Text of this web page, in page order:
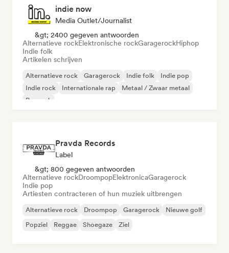
indie now
Media Outlet/Journalist
&gt; 2400 gegeven antwoorden
Alternatieve rockElektronische rockGaragerockHiphop
Indie folk
Artikelen schrijven
Alternatieve rock Garagerock Indie folk
Indie pop
Indie rock
Internationale rap
Metaal / Zwaar metaal
Poprock
Pravda Records
Label
&gt; 800 gegeven antwoorden
Alternatieve rockDroompopElektronicaGaragerock
Indie pop
Artiesten contracteren of hun muziek uitbrengen
Alternatieve rock Droompop Garagerock
Nieuwe golf
Popziel
Reggae Shoegaze Ziel